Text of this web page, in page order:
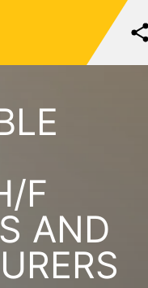
F
AND